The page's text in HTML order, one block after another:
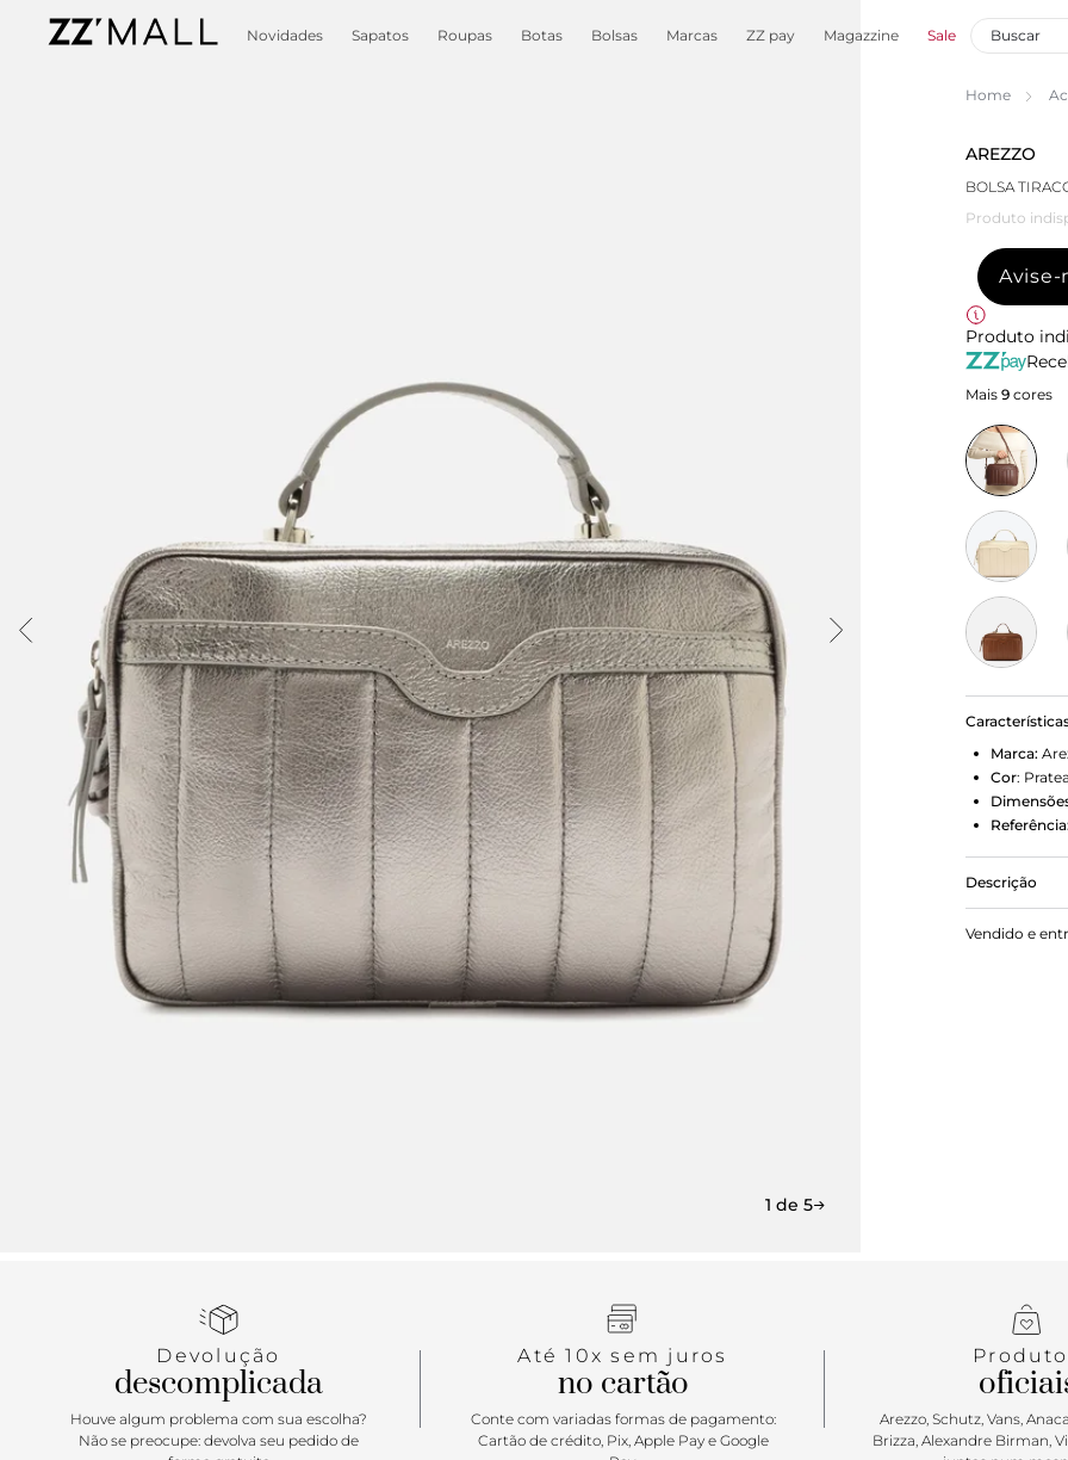
Novidades Sapatos Roupas Botas Bolsas Marcas ZZ pay Magazzine Sale
1 de 5
Home
AREZZO
BOLSA
Produto
Avise-
Produto
Mais 9 cores
Marca:
Cor:
Referência:
Descrição
Bolsa
quadrado e
Vendido e
Devolução
descomplicada
Houve algum problema com sua escolha?
Não se preocupe: devolva seu pedido de
Até 10x sem juros
no cartão
Conte com variadas formas de pagamento:
Cartão de crédito, Pix, Apple Pay e Google
Arezzo, Schutz, Vans,
Brizza, Alexandre Birman,